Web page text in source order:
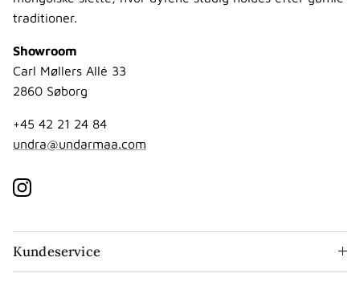
traditioner.
Showroom
Carl Møllers Allé 33
2860 Søborg
+45 42 21 24 84
undra@undarmaa.com
Instagram
Kundeservice